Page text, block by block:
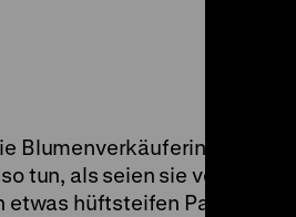
Blumenverkäuferin Veronika
tun, als seien sie
hüftsteifen Paul